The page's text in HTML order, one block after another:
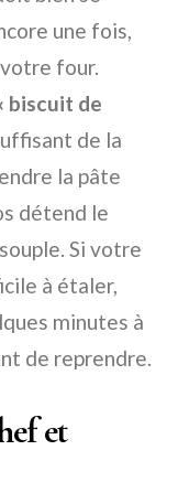
une fois,
four.
biscuit de
de la
la pâte
détend le
Si votre
à étaler,
minutes à
de reprendre.
et